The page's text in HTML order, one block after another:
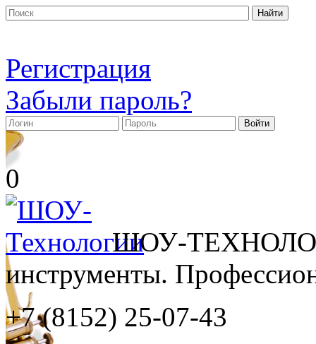
Регистрация
Забыли пароль?
0
ШОУ-
инструменты.
+7 (8152) 25-07-43